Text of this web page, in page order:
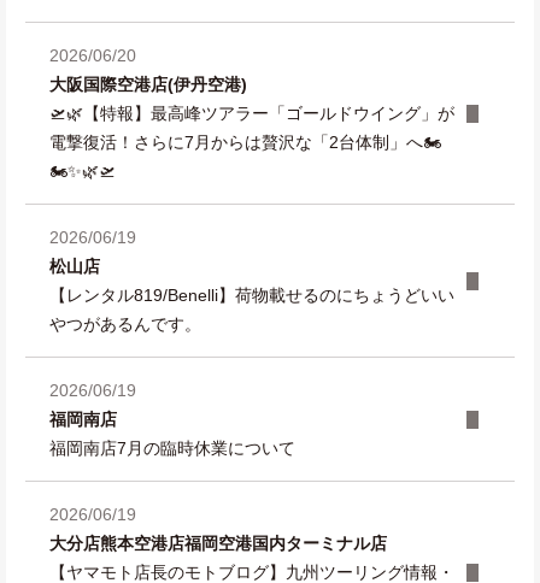
2026/06/20
大阪国際空港店(伊丹空港)
🛫🌿【特報】最高峰ツアラー「ゴールドウイング」が
電撃復活！さらに7月からは贅沢な「2台体制」へ🏍️
🏍️✨🌿🛫
2026/06/19
松山店
【レンタル819/Benelli】荷物載せるのにちょうどいい
やつがあるんです。
2026/06/19
福岡南店
福岡南店7月の臨時休業について
2026/06/19
大分店熊本空港店福岡空港国内ターミナル店
【ヤマモト店長のモトブログ】九州ツーリング情報・